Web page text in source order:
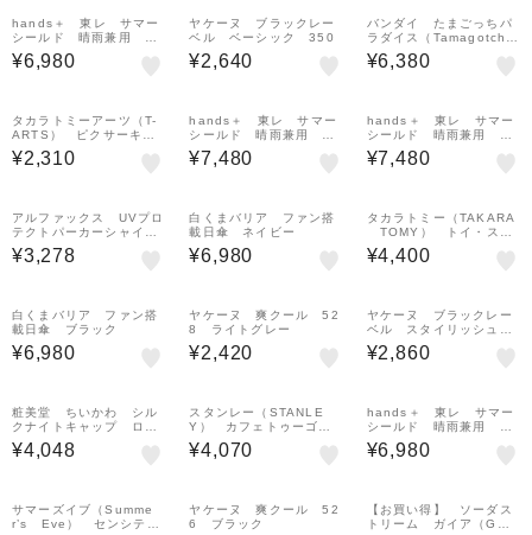
hands＋ 東レ サマー
シールド 晴雨兼用 超
軽量 折りたたみ傘 50
cm ベージュ
¥6,980
ヤケーヌ ブラックレー
ベル ベーシック 350
¥2,640
バンダイ たまごっちパ
ラダイス（Tamagotchi
Paradise） ホワイト
グレイシア（White Gl
¥6,380
タカラトミーアーツ（T-
ARTS） ピクサーキャ
ラクター トイ・ストー
リー5 洗えるビーンズ
¥2,310
hands＋ 東レ サマー
シールド 晴雨兼用 風
に強い折りたたみ傘 55
cm ベージュ
¥7,480
hands＋ 東レ サマー
シールド 晴雨兼用 超
軽量 折りたたみ傘 55
cm ベージュ
¥7,480
アルファックス UVプロ
テクトパーカーシャイ
ン L グレージュ
¥3,278
白くまバリア ファン搭
載日傘 ネイビー
¥6,980
タカラトミー（TAKARA
TOMY） トイ・スト
ーリー5 おしゃべりフ
レンズ ハイテク版 バ
¥4,400
白くまバリア ファン搭
載日傘 ブラック
¥6,980
ヤケーヌ 爽クール 52
8 ライトグレー
¥2,420
ヤケーヌ ブラックレー
ベル スタイリッシュロ
ング 351
¥2,860
粧美堂 ちいかわ シル
クナイトキャップ ロン
グ おやすみ
¥4,048
スタンレー（STANLE
Y） カフェトゥーゴ
ー トラベル真空断熱マ
グ 0.35L パープルダ
¥4,070
hands＋ 東レ サマー
シールド 晴雨兼用 超
軽量 折りたたみ傘 50
cm ホワイト
¥6,980
サマーズイブ（Summe
r’s Eve） センシティ
ヤケーヌ 爽クール 52
6 ブラック
【お買い得】 ソーダス
トリーム ガイア（GAI